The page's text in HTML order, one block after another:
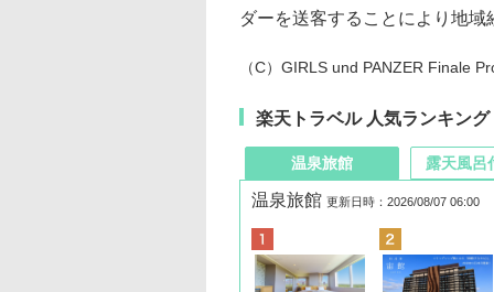
ダーを送客することにより地域
（C）GIRLS und PANZER Finale
楽天トラベル 人気ランキング
温泉旅館
温泉旅館 更新日時：2026/08/07 06:00
露天風呂